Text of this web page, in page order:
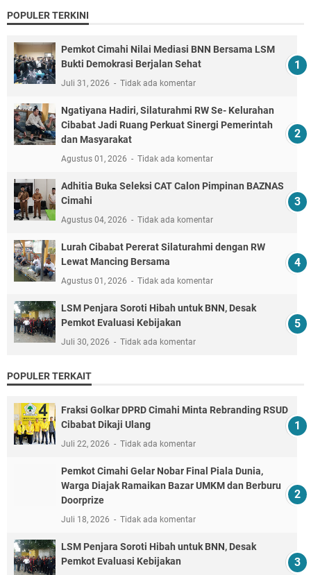
POPULER TERKINI
Pemkot Cimahi Nilai Mediasi BNN Bersama LSM
Bukti Demokrasi Berjalan Sehat
Juli 31, 2026 Tidak ada komentar
Ngatiyana Hadiri, Silaturahmi RW Se- Kelurahan
Cibabat Jadi Ruang Perkuat Sinergi Pemerintah
dan Masyarakat
Agustus 01, 2026 Tidak ada komentar
Adhitia Buka Seleksi CAT Calon Pimpinan BAZNAS
Cimahi
Agustus 04, 2026 Tidak ada komentar
Lurah Cibabat Pererat Silaturahmi dengan RW
Lewat Mancing Bersama
Agustus 01, 2026 Tidak ada komentar
LSM Penjara Soroti Hibah untuk BNN, Desak
Pemkot Evaluasi Kebijakan
Juli 30, 2026 Tidak ada komentar
POPULER TERKAIT
Fraksi Golkar DPRD Cimahi Minta Rebranding RSUD
Cibabat Dikaji Ulang
Juli 22, 2026 Tidak ada komentar
Pemkot Cimahi Gelar Nobar Final Piala Dunia,
Warga Diajak Ramaikan Bazar UMKM dan Berburu
Doorprize
Juli 18, 2026 Tidak ada komentar
LSM Penjara Soroti Hibah untuk BNN, Desak
Pemkot Evaluasi Kebijakan